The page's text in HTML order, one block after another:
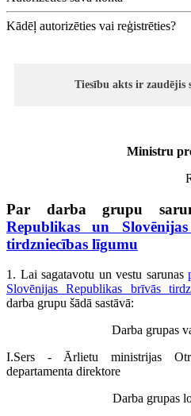
Kādēļ autorizēties vai reģistrēties?
Tiesību akts ir zaudējis
Ministru
Par darba grupu
Republikas un
tirdzniecības līgumu
1. Lai sagatavotu un vestu sarunas
Slovēnijas Republikas brīvās
darba grupu šādā sastāvā:
Darba grupas
I.Sers - Ārlietu ministrijas
departamenta direktore
Darba grupas